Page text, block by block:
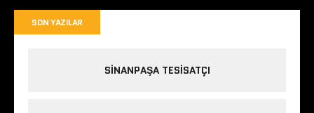
SON YAZILAR
SINANPAŞA TESISATÇI